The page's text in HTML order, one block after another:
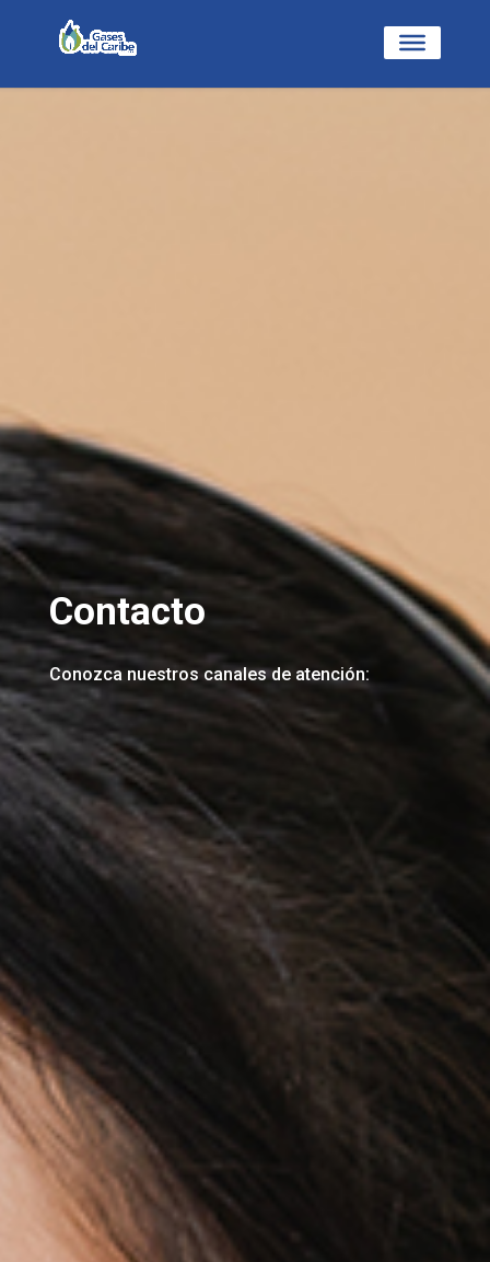
Contacto
Conozca nuestros canales de atención: